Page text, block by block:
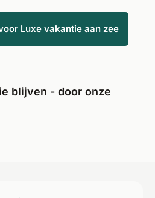
Luxe vakantie aan zee
blijven - door onze